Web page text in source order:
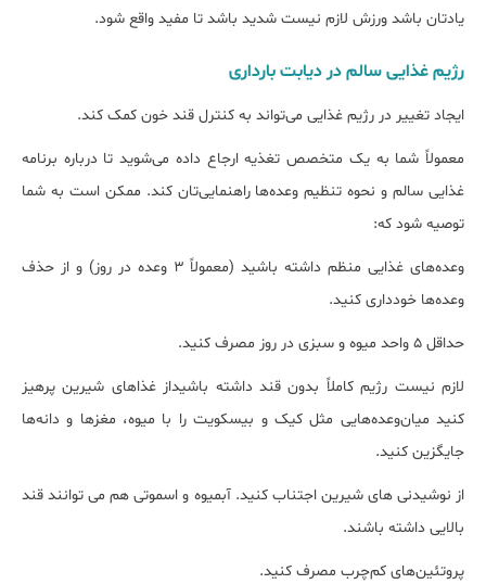
یادتان باشد ورزش لازم نیست شدید باشد تا مفید واقع شود.
رژیم غذایی سالم در دیابت بارداری
ایجاد تغییر در رژیم غذایی می‌تواند به کنترل قند خون کمک کند.
معمولاً شما به یک متخصص تغذیه ارجاع داده می‌شوید تا درباره برنامه
غذایی سالم و نحوه تنظیم وعده‌ها راهنمایی‌تان کند. ممکن است به شما
توصیه شود که:
وعده‌های غذایی منظم داشته باشید (معمولاً ۳ وعده در روز) و از حذف
وعده‌ها خودداری کنید.
حداقل ۵ واحد میوه و سبزی در روز مصرف کنید.
لازم نیست رژیم کاملاً بدون قند داشته باشیداز غذاهای شیرین پرهیز
کنید میان‌وعده‌هایی مثل کیک و بیسکویت را با میوه، مغزها و دانه‌ها
جایگزین کنید.
از نوشیدنی های شیرین اجتناب کنید. آبمیوه و اسموتی هم می توانند قند
بالایی داشته باشند.
پروتئین‌های کم‌چرب مصرف کنید.